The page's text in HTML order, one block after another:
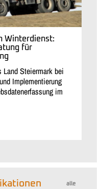
Winterdienst:
für
Land Steiermark bei
Implementierung
im
alle